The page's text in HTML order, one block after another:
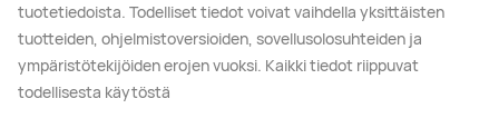
tuotetiedoista. Todelliset tiedot voivat vaihdella yksittäisten
tuotteiden, ohjelmistoversioiden, sovellusolosuhteiden ja
ympäristötekijöiden erojen vuoksi. Kaikki tiedot riippuvat
todellisesta käytöstä